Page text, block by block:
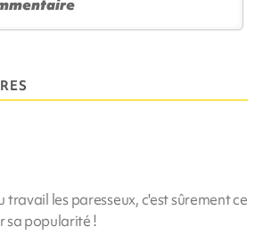
les paresseux, c'est sûrement ce
sa popularité !